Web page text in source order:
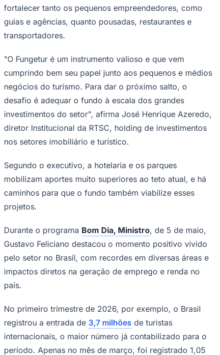
fortalecer tanto os pequenos empreendedores, como
guias e agências, quanto pousadas, restaurantes e
transportadores.
"O Fungetur é um instrumento valioso e que vem
cumprindo bem seu papel junto aos pequenos e médios
negócios do turismo. Para dar o próximo salto, o
desafio é adequar o fundo à escala dos grandes
investimentos do setor", afirma José Henrique Azeredo,
diretor Institucional da RTSC, holding de investimentos
nos setores imobiliário e turístico.
Segundo o executivo, a hotelaria e os parques
mobilizam aportes muito superiores ao teto atual, e há
caminhos para que o fundo também viabilize esses
projetos.
Durante o programa Bom Dia, Ministro, de 5 de maio,
Gustavo Feliciano destacou o momento positivo vivido
pelo setor no Brasil, com recordes em diversas áreas e
impactos diretos na geração de emprego e renda no
país.
No primeiro trimestre de 2026, por exemplo, o Brasil
registrou a entrada de 3,7 milhões de turistas
internacionais, o maior número já contabilizado para o
período. Apenas no mês de março, foi registrado 1,05